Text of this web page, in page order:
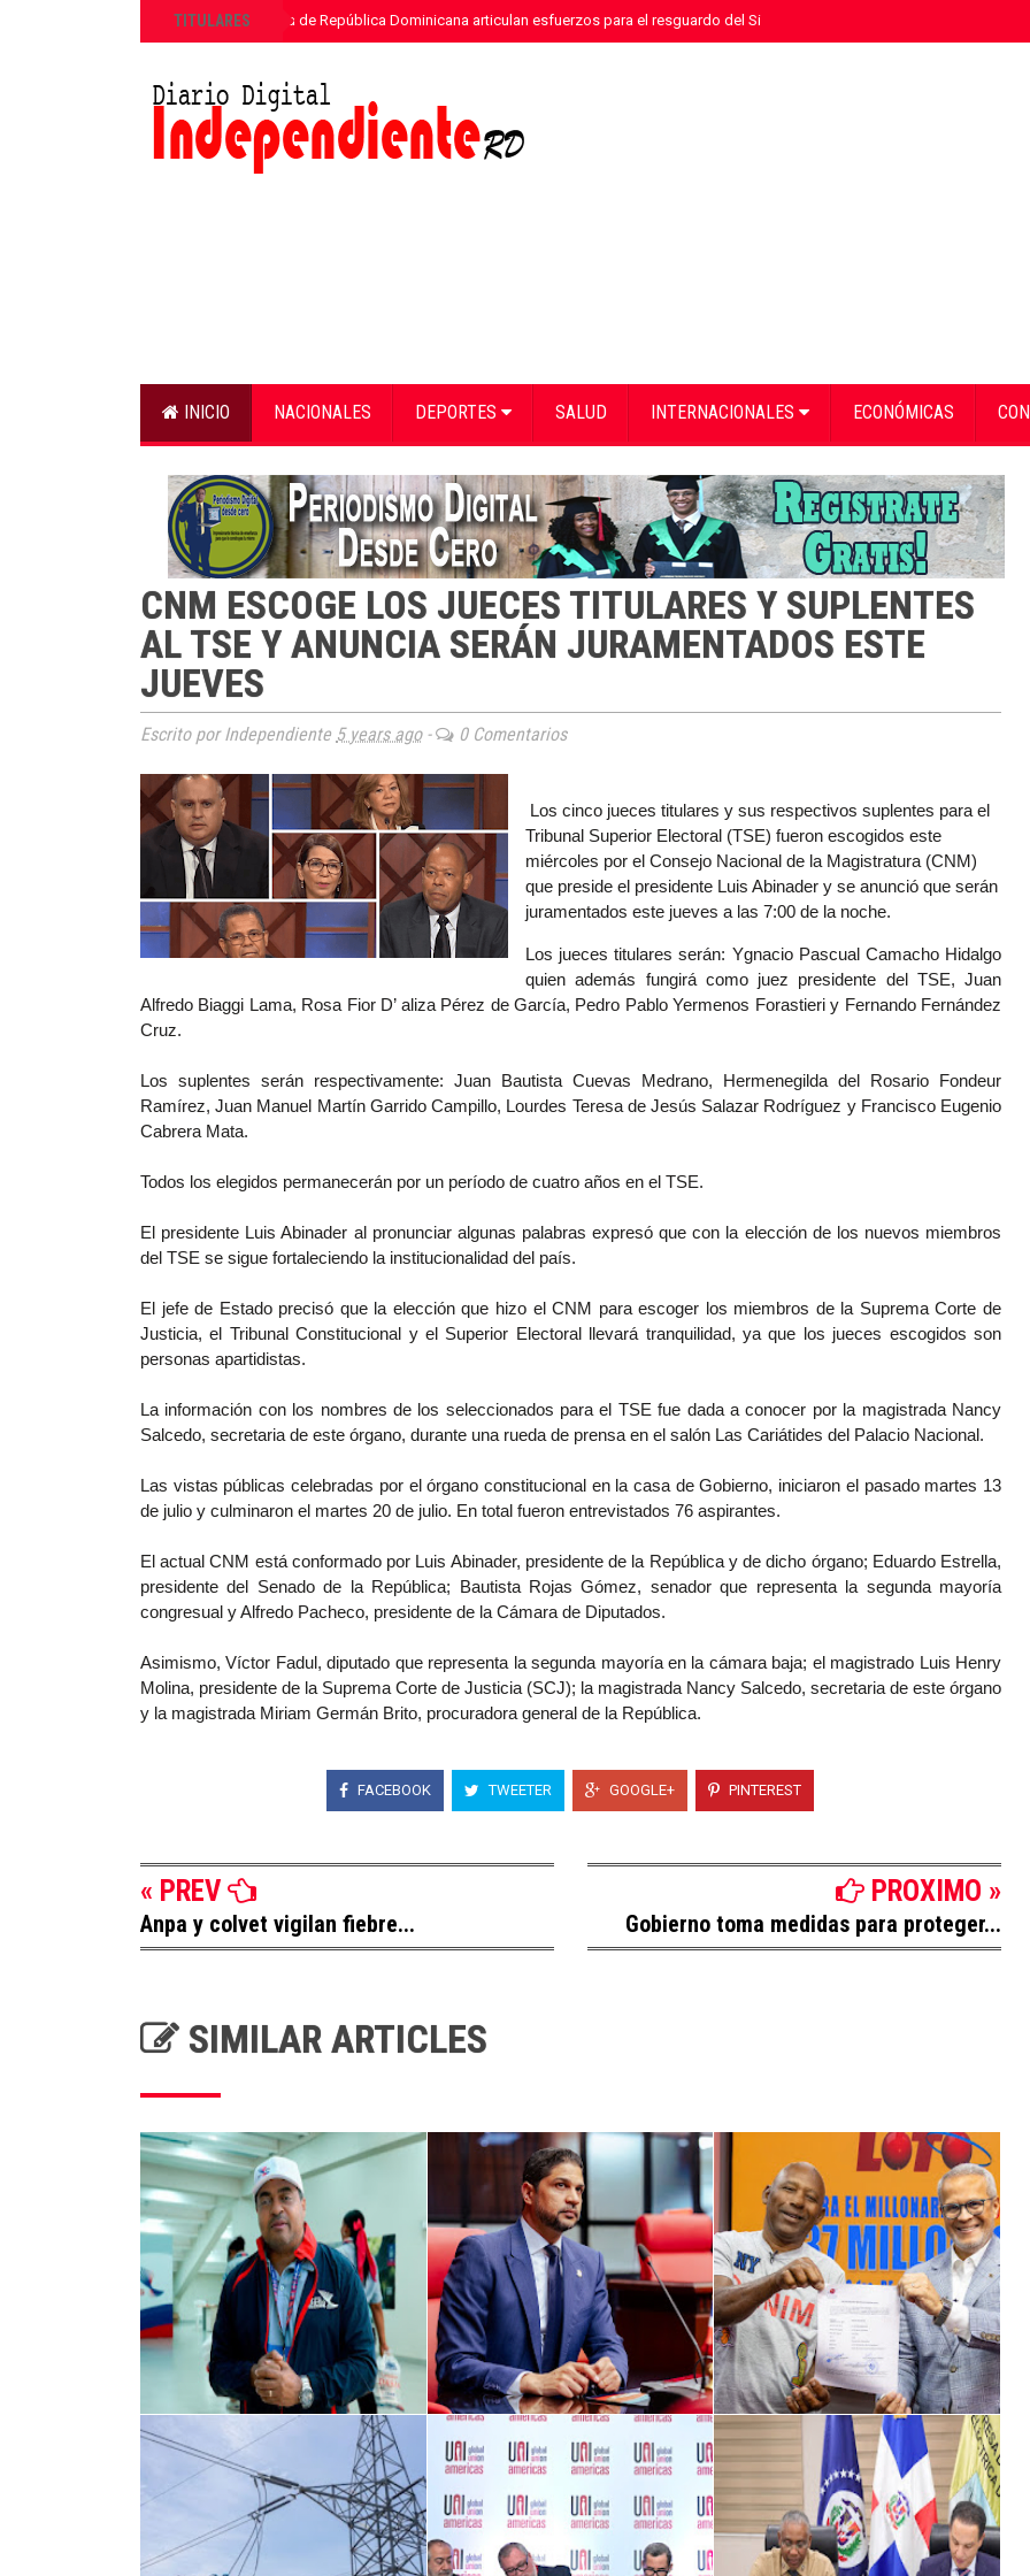
TITULARES
»ETED y la Armada de República Dominicana articulan esfuerzos para el resguardo del Sistema de Transmisión Eléctrica
INICIO NACIONALES DEPORTES SALUD INTERNACIONALES ECONÓMICAS
CNM ESCOGE LOS JUECES TITULARES Y SUPLENTES
AL TSE Y ANUNCIA SERÁN JURAMENTADOS ESTE
JUEVES
Escrito por Independiente 5 years ago- 0 Comentarios
Los cinco jueces titulares y sus respectivos suplentes para el
Tribunal Superior Electoral (TSE) fueron escogidos este
miércoles por el Consejo Nacional de la Magistratura (CNM)
que preside el presidente Luis Abinader y se anunció que serán
juramentados este jueves a las 7:00 de la noche.
Los jueces titulares serán: Ygnacio Pascual Camacho Hidalgo
quien además fungirá como juez presidente del TSE, Juan
Alfredo Biaggi Lama, Rosa Fior D’ aliza Pérez de García, Pedro Pablo Yermenos Forastieri y Fernando Fernández
Cruz.
Los suplentes serán respectivamente: Juan Bautista Cuevas Medrano, Hermenegilda del Rosario Fondeur
Ramírez, Juan Manuel Martín Garrido Campillo, Lourdes Teresa de Jesús Salazar Rodríguez y Francisco Eugenio
Cabrera Mata.
Todos los elegidos permanecerán por un período de cuatro años en el TSE.
El presidente Luis Abinader al pronunciar algunas palabras expresó que con la elección de los nuevos miembros
del TSE se sigue fortaleciendo la institucionalidad del país.
El jefe de Estado precisó que la elección que hizo el CNM para escoger los miembros de la Suprema Corte de
Justicia, el Tribunal Constitucional y el Superior Electoral llevará tranquilidad, ya que los jueces escogidos son
personas apartidistas.
La información con los nombres de los seleccionados para el TSE fue dada a conocer por la magistrada Nancy
Salcedo, secretaria de este órgano, durante una rueda de prensa en el salón Las Cariátides del Palacio Nacional.
Las vistas públicas celebradas por el órgano constitucional en la casa de Gobierno, iniciaron el pasado martes 13
de julio y culminaron el martes 20 de julio. En total fueron entrevistados 76 aspirantes.
El actual CNM está conformado por Luis Abinader, presidente de la República y de dicho órgano; Eduardo Estrella,
presidente del Senado de la República; Bautista Rojas Gómez, senador que representa la segunda mayoría
congresual y Alfredo Pacheco, presidente de la Cámara de Diputados.
Asimismo, Víctor Fadul, diputado que representa la segunda mayoría en la cámara baja; el magistrado Luis Henry
Molina, presidente de la Suprema Corte de Justicia (SCJ); la magistrada Nancy Salcedo, secretaria de este órgano
y la magistrada Miriam Germán Brito, procuradora general de la República.
FACEBOOK TWEETER GOOGLE+ PINTEREST
« PREV
Anpa y colvet vigilan fiebre...
PROXIMO »
Gobierno toma medidas para proteger...
SIMILAR ARTICLES